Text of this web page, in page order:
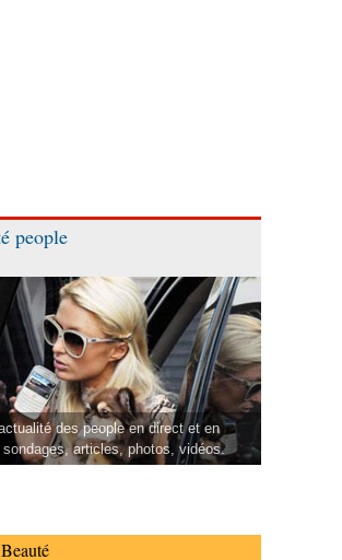
people
des people en direct et en
articles, photos, vidéos.